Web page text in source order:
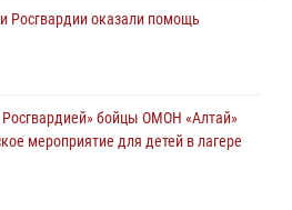
Росгвардии оказали помощь
бойцы ОМОН «Алтай»
мероприятие для детей в лагере